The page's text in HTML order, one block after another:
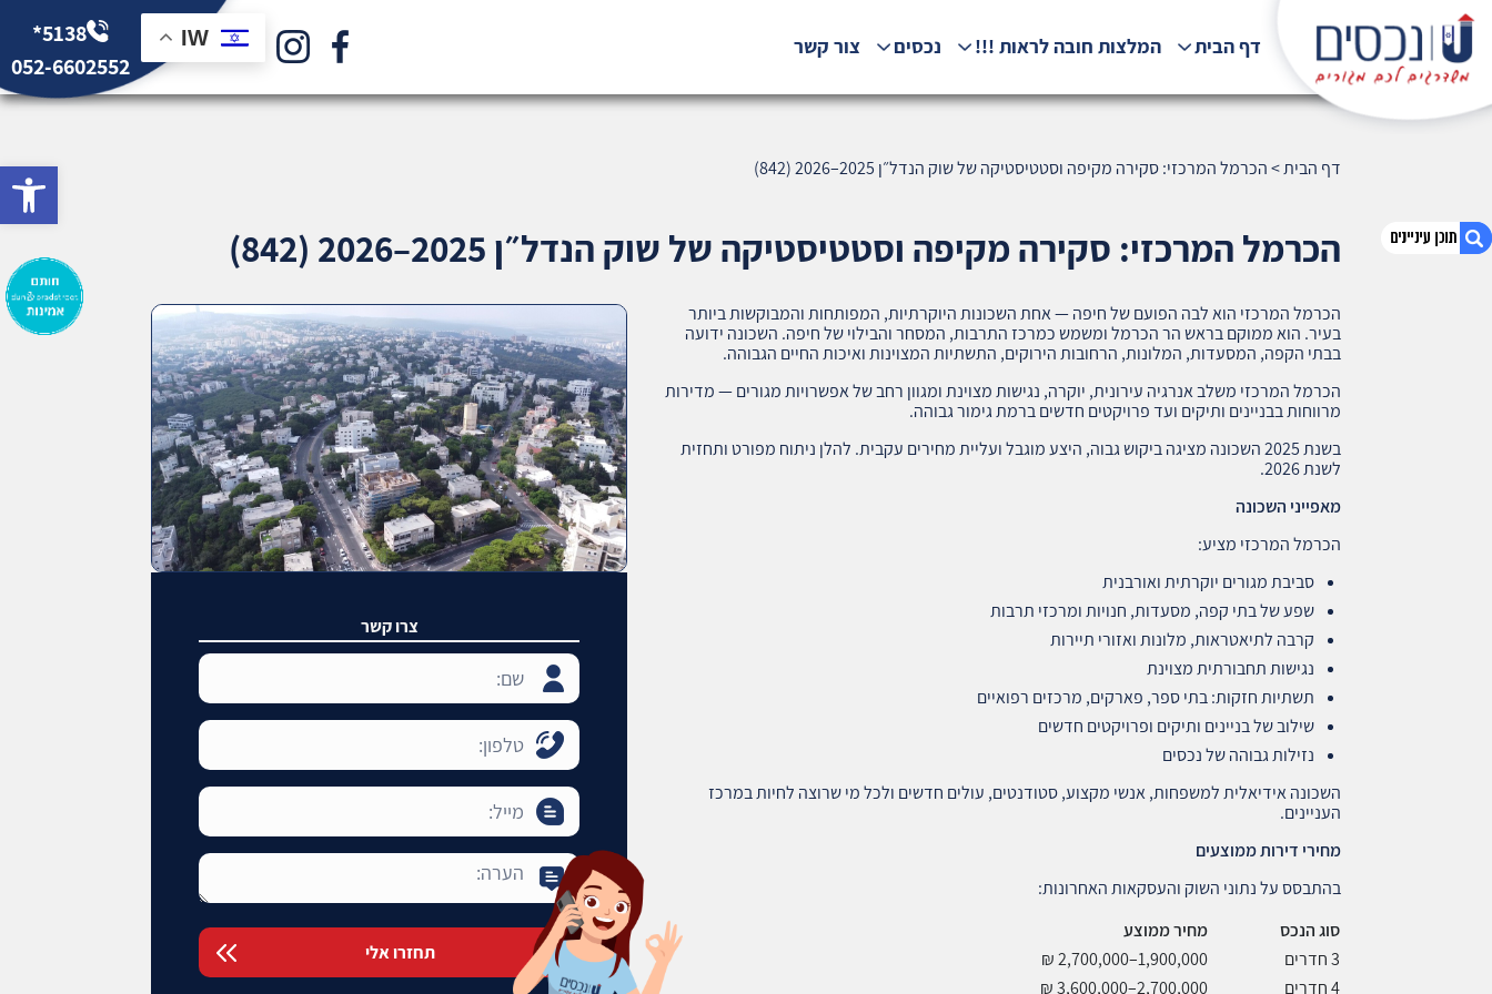
1. הכרמל המרכזי: סקירה מקיפה וסטטיסטיקה של
דף הבית המלצות חובה לראות !!! נכסים צור קשר IW
*5138
052-6602552
דף הבית>הכרמל המרכזי: סקירה מקיפה וסטטיסטיקה של שוק הנדל״ן 2025–2026 (842)
הכרמל המרכזי: סקירה מקיפה וסטטיסטיקה של שוק הנדל״ן 2025–2026 (842)
הכרמל המרכזי הוא לבה הפועם של חיפה — אחת השכונות היוקרתיות, המפותחות והמבוקשות ביותר
בעיר. הוא ממוקם בראש הר הכרמל ומשמש כמרכז התרבות, המסחר והבילוי של חיפה. השכונה ידועה
בבתי הקפה, המסעדות, המלונות, הרחובות הירוקים, התשתיות המצוינות ואיכות החיים הגבוהה.
הכרמל המרכזי משלב אנרגיה עירונית, יוקרה, נגישות מצוינת ומגוון רחב של אפשרויות מגורים — מדירות
מרווחות בבניינים ותיקים ועד פרויקטים חדשים ברמת גימור גבוהה.
בשנת 2025 השכונה מציגה ביקוש גבוה, היצע מוגבל ועליית מחירים עקבית. להלן ניתוח מפורט ותחזית
לשנת 2026.
מאפייני השכונה
הכרמל המרכזי מציע:
סביבת מגורים יוקרתית ואורבנית
שפע של בתי קפה, מסעדות, חנויות ומרכזי תרבות
קרבה לתיאטראות, מלונות ואזורי תיירות
נגישות תחבורתית מצוינת
תשתיות חזקות: בתי ספר, פארקים, מרכזים רפואיים
שילוב של בניינים ותיקים ופרויקטים חדשים
נזילות גבוהה של נכסים
השכונה אידיאלית למשפחות, אנשי מקצוע, סטודנטים, עולים חדשים ולכל מי שרוצה לחיות במרכז
העניינים.
מחירי דירות ממוצעים
בהתבסס על נתוני השוק והעסקאות האחרונות:
סוג הנכס
מחיר ממוצע
3 חדרים
1,900,000–2,700,000 ₪
4 חדרים
2,700,000–3,600,000 ₪
צרו קשר